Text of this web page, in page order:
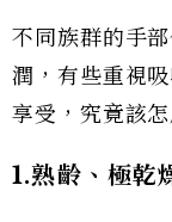
不同族群的手
潤，有些重視
享受，究竟該怎
1.熟齡、極乾